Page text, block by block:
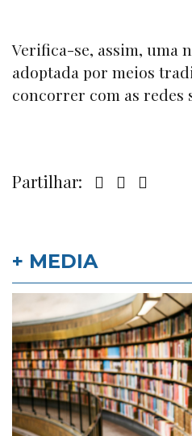
Verifica-se, assim, uma
adoptada por meios
concorrer com as redes
Partilhar:
+ MEDIA